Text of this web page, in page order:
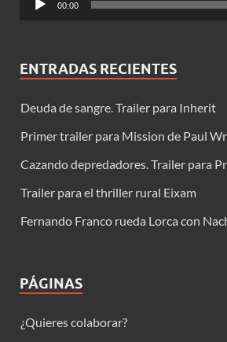
00:00
ENTRADAS RECIENTES
Deuda de sangre. Trailer para Inherit
Primer trailer para Mission de Paul
Cazando depredadores. Trailer para
Trailer para el thriller rural Eixam
Fernando Franco rueda Lorca con
PÁGINAS
¿Quieres colaborar?